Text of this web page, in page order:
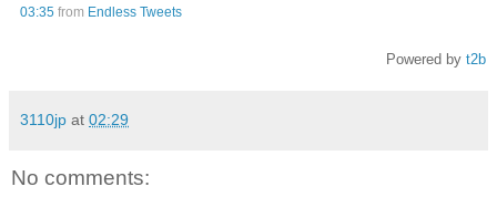
03:35 from Endless Tweets
Powered by t2b
3110jp at 02:29
No comments: